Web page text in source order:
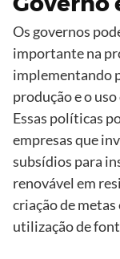
Os governos
importante na
implementando
produção e o
Essas políticas
empresas que
subsídios para
renovável em
criação de
utilização de